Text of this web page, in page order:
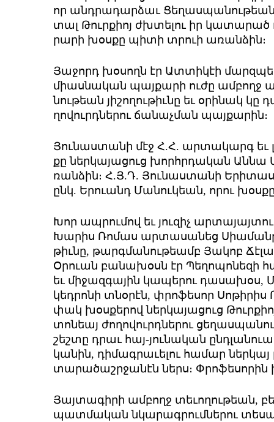
որ անդ­րա­դար­ձաւ ­Ցե­ղաս­պա­նու­թեան
տալ ­Թուր­քիոյ ժխտե­լու իր
րա­րի խօս­քը պի­տի տրո­ւի ա­ռան­ձին։
Յա­ջորդ խօ­սողն էր Ատ­տի­կէի
միաս­նա­կան պայ­քա­րի ու­ժը
նու­թեան յի­շո­ղու­թիւ­նը եւ օ­րի­նակ
ղո­վուրդ­նե­րու ճա­նաչ­ման պայ­քա­րին։
­Յու­նաս­տա­նի մէջ Հ.Հ. ար­տա­կարգ
քը ներ­կա­յա­ցուց խորհր­դա­կան
ռան­ձին։ Հ.Յ.Դ. ­Յու­նաս­տա­նի
ընկ. Ե­րո­ւանդ ­Մա­նու­կեան, ո­րու
­Խոր ապ­րու­մով եւ յու­զիչ
Խա­րիս ­Ռո­մաս ար­տա­սա­նեց
թիւ­նը, թարգ­մա­նու­թեամբ ­Յա­կոբ
Օ­րո­ւան բա­նա­խօսն էր ­Պե­ղո­պո­նե­զի
եւ մի­ջազ­գա­յին կա­պե­րու դա­սա­խօս,
կեդ­րո­նի տնօ­րէն, փրո­ֆե­սոր
փակ խօս­քե­րով ներ­կա­յա­ցուց
տո­նեայ ժո­ղո­վուրդ­նե­րու
շեշ­տը դրաւ հայ-յու­նա­կան
կա­նին, դի­մագ­րա­ւե­լու հա­մար
տա­րա­ծաշր­ջա­նէն ներս։
Յայ­տա­գի­րի ամ­բողջ տե­ւո­ղու­թեան,
պատ­մա­կան նկա­րագ­րում­նե­րու